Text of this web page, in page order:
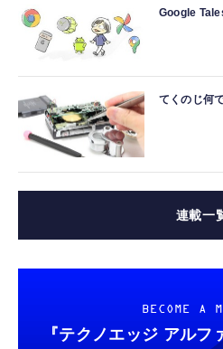
Google
てくのじ何
連載一
BECOME A
『テクノエッジ アルフ